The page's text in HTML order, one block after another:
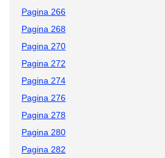
Pagina 266
Pagina 268
Pagina 270
Pagina 272
Pagina 274
Pagina 276
Pagina 278
Pagina 280
Pagina 282